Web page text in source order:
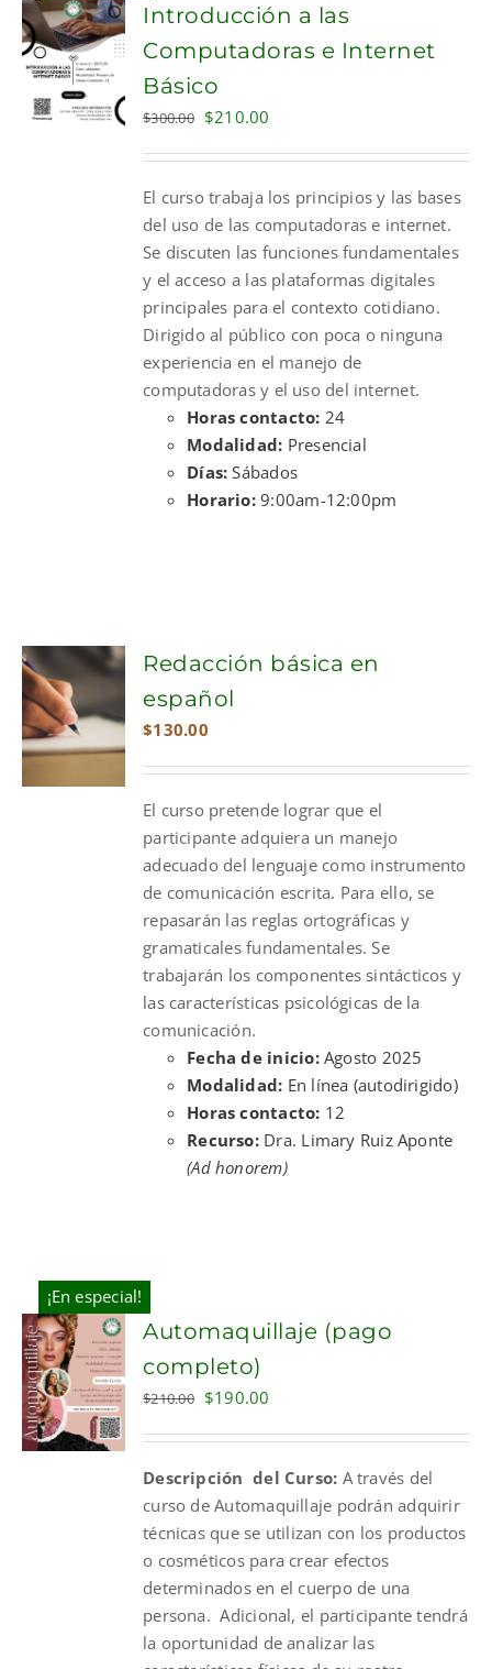
ADD TO
Introducción a las
Computadoras e Internet
Básico
$300.00 Original
$300.00.
$210.00
$210.00.
El curso trabaja los principios y las bases
del uso de las computadoras e internet.
Se discuten las funciones fundamentales
y el acceso a las plataformas digitales
principales para el contexto cotidiano.
Dirigido al público con poca o ninguna
experiencia en el manejo de
computadoras y el uso del internet.
Horas contacto: 24
Modalidad: Presencial
Días: Sábados
Horario:9:00am-12:00pm
ADD TO
CART
Redacción básica en
español
$130.00
El curso pretende lograr que el
participante adquiera un manejo
adecuado del lenguaje como instrumento
de comunicación escrita. Para ello, se
repasarán las reglas ortográficas y
gramaticales fundamentales. Se
trabajarán los componentes sintácticos y
las características psicológicas de la
comunicación.
Fecha de inicio:Agosto 2025
Modalidad: En línea (autodirigido)
Horas contacto: 12
Recurso:Dra. Limary Ruiz Aponte
(Ad honorem)
¡En especial!
CART
Automaquillaje (pago
completo)
$210.00 Original
$210.00.
$190.00
$190.00.
Descripción del Curso: A través del
curso de Automaquillaje podrán adquirir
técnicas que se utilizan con los productos
o cosméticos para crear efectos
determinados en el cuerpo de una
persona. Adicional, el participante tendrá
la oportunidad de analizar las